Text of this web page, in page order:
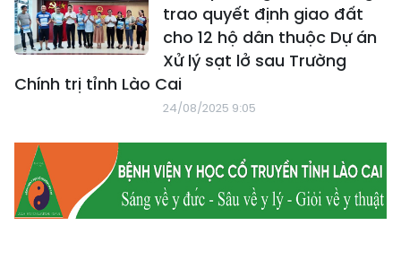
trao quyết định giao đất
cho 12 hộ dân thuộc Dự án
Xử lý sạt lở sau Trường
Chính trị tỉnh Lào Cai
24/08/2025 9:05